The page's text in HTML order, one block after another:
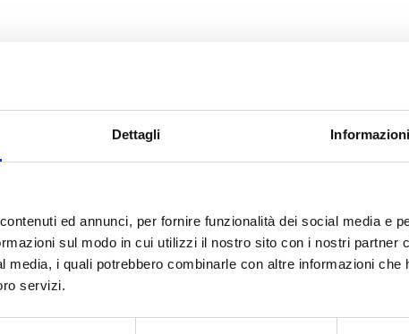
Dettagli
ed annunci, per fornire funzionalità dei social media e
sul modo in cui utilizzi il nostro sito con i nostri partner
media, i quali potrebbero combinarle con altre informazioni che
servizi.
di
siciliano.
dei contatori delle utenze del servizio idrico
su rete radio fissa LoraWan®” per l’
Pistoia.